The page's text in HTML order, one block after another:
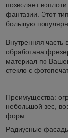
позволяет
фантазии. Этот
большую
Внутренняя
обработана
материал по
стекло с
Преимущества:
небольшой вес,
форм.
Радиусные